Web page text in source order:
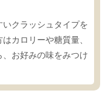
クラッシュタイプを
カロリーや糖質量、
お好みの味をみつけ